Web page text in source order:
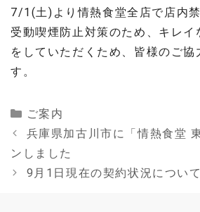
7/1(土)より情熱食堂全店で店内禁
受動喫煙防止対策のため、キレイ
をしていただくため、皆様のご協
す。
Categories
ご案内
兵庫県加古川市に「情熱食堂
ンしました
9月1日現在の契約状況について